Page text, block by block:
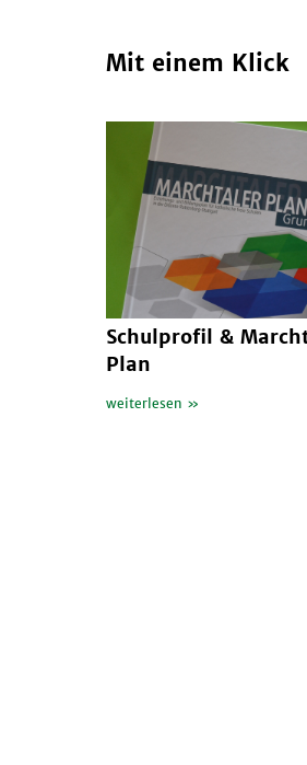
Mit einem Klick
Schulprofil &
Plan
weiterlesen »